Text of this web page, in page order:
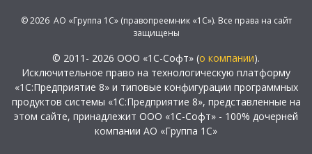
© 2026 АО «Группа 1С» (правопреемник «1С»). Все права на сайт
защищены
© 2011- 2026 ООО «1С-Софт» (о компании).
Исключительное право на технологическую платформу
«1С:Предприятие 8» и типовые конфигурации программных
продуктов системы «1С:Предприятие 8», представленные на
этом сайте, принадлежит ООО «1С-Софт» - 100% дочерней
компании АО «Группа 1С»